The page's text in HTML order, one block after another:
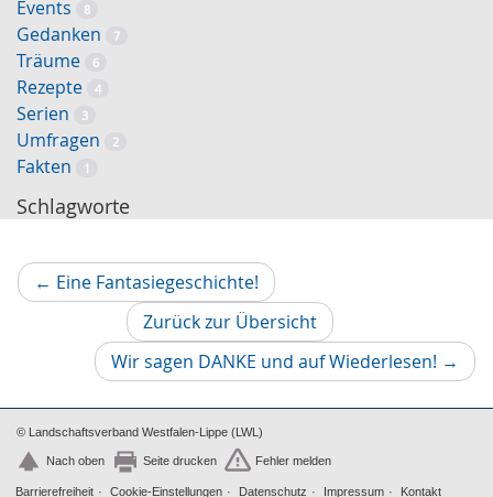
Events 8
Gedanken 7
Träume 6
Rezepte 4
Serien 3
Umfragen 2
Fakten 1
Schlagworte
← Eine Fantasiegeschichte! Vorheriger
Artikel
Zurück zur Übersicht
Wir sagen DANKE und auf Wiederlesen!
Artikel
→
© Landschaftsverband Westfalen-Lippe (LWL)
Nach oben Seite drucken Fehler melden
Barrierefreiheit Cookie-Einstellungen Datenschutz Impressum Kontakt